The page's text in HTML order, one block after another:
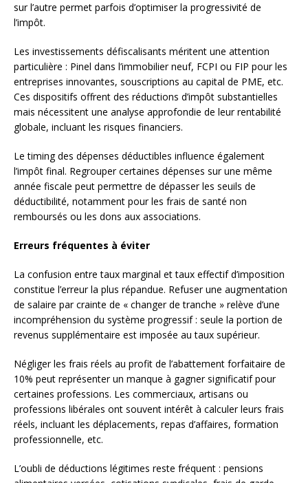
sur l’autre permet parfois d’optimiser la progressivité de
l’impôt.
Les investissements défiscalisants méritent une attention
particulière : Pinel dans l’immobilier neuf, FCPI ou FIP pour les
entreprises innovantes, souscriptions au capital de PME, etc.
Ces dispositifs offrent des réductions d’impôt substantielles
mais nécessitent une analyse approfondie de leur rentabilité
globale, incluant les risques financiers.
Le timing des dépenses déductibles influence également
l’impôt final. Regrouper certaines dépenses sur une même
année fiscale peut permettre de dépasser les seuils de
déductibilité, notamment pour les frais de santé non
remboursés ou les dons aux associations.
Erreurs fréquentes à éviter
La confusion entre taux marginal et taux effectif d’imposition
constitue l’erreur la plus répandue. Refuser une augmentation
de salaire par crainte de « changer de tranche » relève d’une
incompréhension du système progressif : seule la portion de
revenus supplémentaire est imposée au taux supérieur.
Négliger les frais réels au profit de l’abattement forfaitaire de
10% peut représenter un manque à gagner significatif pour
certaines professions. Les commerciaux, artisans ou
professions libérales ont souvent intérêt à calculer leurs frais
réels, incluant les déplacements, repas d’affaires, formation
professionnelle, etc.
L’oubli de déductions légitimes reste fréquent : pensions